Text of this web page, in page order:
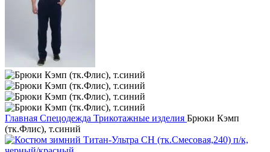
Главная Спецодежда Трикотажные изделия Брюки Кэмп
(тк.Флис), т.синий